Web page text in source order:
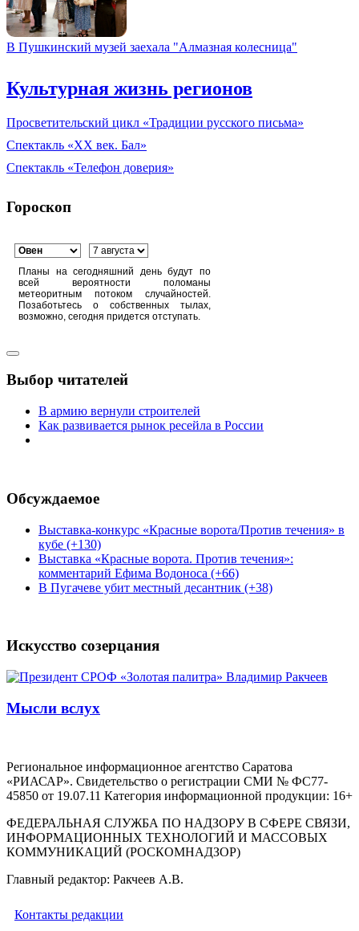
В Пушкинский музей заехала "Алмазная колесница"
Культурная жизнь регионов
Просветительский цикл «Традиции русского письма»
Спектакль «XX век. Бал»
Спектакль «Телефон доверия»
Гороскоп
Планы на сегодняшний день будут по
всей вероятности поломаны
метеоритным потоком случайностей.
Позаботьтесь о собственных тылах,
возможно, сегодня придется отступать.
Выбор читателей
В армию вернули строителей
Как развивается рынок ресейла в России
Обсуждаемое
Выставка-конкурс «Красные ворота/Против течения» в
кубе (+130)
Выставка «Красные ворота. Против течения»:
комментарий Ефима Водоноса (+66)
В Пугачеве убит местный десантник (+38)
Искусство созерцания
Мысли вслух
Региональное информационное агентство Саратова
«РИАСАР». Свидетельство о регистрации СМИ № ФС77-
45850 от 19.07.11 Категория информационной продукции: 16+
ФЕДЕРАЛЬНАЯ СЛУЖБА ПО НАДЗОРУ В СФЕРЕ СВЯЗИ,
ИНФОРМАЦИОННЫХ ТЕХНОЛОГИЙ И МАССОВЫХ
КОММУНИКАЦИЙ (РОСКОМНАДЗОР)
Главный редактор: Ракчеев А.В.
Контакты редакции